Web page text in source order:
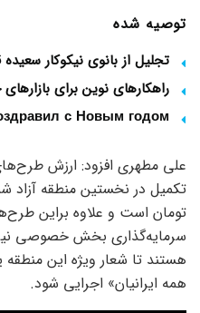
توصیه شده
تجلیل از بانوی نیکوکار
راهکارهای نوین برای
с Новым годом
علی مطهری افزود: ارزش
تومان است و علاوه براین
سرمایه‌گذاری بخش خصوصی
هستند تا شعار ویژه این منطقه
همه ایرانیان» اجرایی شود.